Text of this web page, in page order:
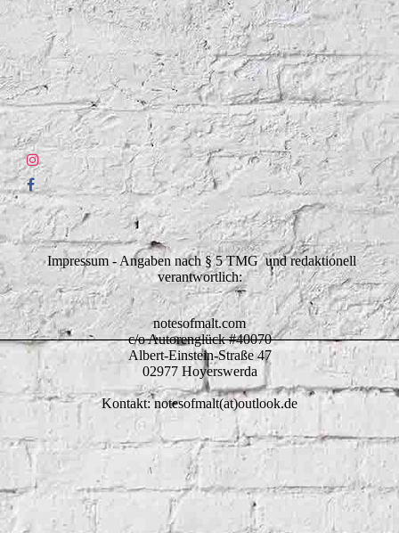
Impressum - Angaben nach § 5 TMG und redaktionell
verantwortlich:
notesofmalt.com
c/o Autorenglück #40070
Albert-Einstein-Straße 47
02977 Hoyerswerda
Kontakt: notesofmalt(at)outlook.de